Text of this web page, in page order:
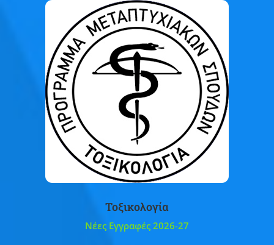
Τοξικολογία
Νέες Εγγραφές 2026-27